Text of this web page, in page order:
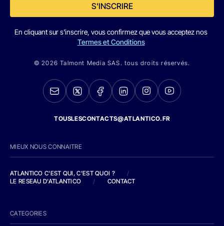
S'INSCRIRE
En cliquant sur s'inscrire, vous confirmez que vous acceptez nos
Termes et Conditions
© 2026 Talmont Media SAS. tous droits réservés.
TOUSLESCONTACTS@ATLANTICO.FR
MIEUX NOUS CONNAITRE
ATLANTICO C'EST QUI, C'EST QUOI ?
/
LE RESEAU D'ATLANTICO
/ CONTACT
CATEGORIES